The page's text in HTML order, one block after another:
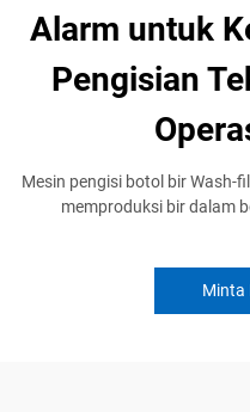
Alarm untuk
Pengisian
Mesin pengisi botol bir Wash-
memproduksi bir dalam
Minta